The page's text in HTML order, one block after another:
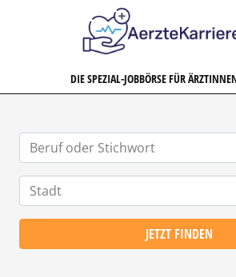
DIE SPEZIAL-JOBBÖRSE FÜR
JETZT FINDEN